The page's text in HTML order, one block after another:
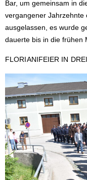
Bar, um gemeinsam in
vergangener Jahrzehnte
ausgelassen, es wurde
dauerte bis in die
FLORIANIFEIER IN